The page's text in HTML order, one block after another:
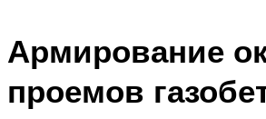
Армирование
проемов